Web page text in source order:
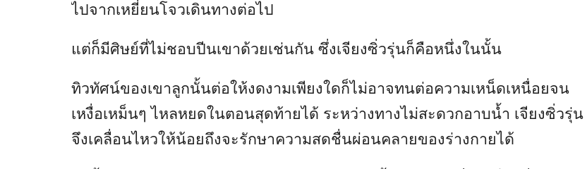
ไปจากเหยี่ยนโจวเดินทางต่อไป
แต่ก็มีศิษย์ที่ไม่ชอบปีนเขาด้วยเช่นกัน ซึ่งเจียงซิ่วรุ่นก็คือหนึ่งในนั้น
ทิวทัศน์ของเขาลูกนั้นต่อให้งดงามเพียงใดก็ไม่อาจทนต่อความเหน็ดเหนื่อยจน
เหงื่อเหม็นๆ ไหลหยดในตอนสุดท้ายได้ ระหว่างทางไม่สะดวกอาบน้ำ เจียงซิ่วรุ่น
จึงเคลื่อนไหวให้น้อยถึงจะรักษาความสดชื่นผ่อนคลายของร่างกายได้